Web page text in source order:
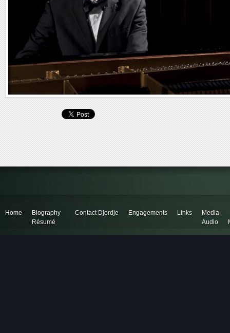
Home
Biography
Résumé
Contact Djordje Engagements Links
Media
Audio